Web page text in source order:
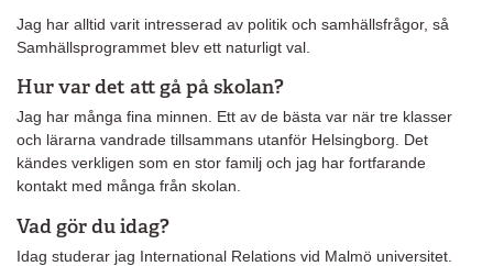
Jag har alltid varit intresserad av politik och samhällsfrågor, så
Samhällsprogrammet blev ett naturligt val.
Hur var det att gå på skolan?
Jag har många fina minnen. Ett av de bästa var när tre klasser
och lärarna vandrade tillsammans utanför Helsingborg. Det
kändes verkligen som en stor familj och jag har fortfarande
kontakt med många från skolan.
Vad gör du idag?
Idag studerar jag International Relations vid Malmö universitet.